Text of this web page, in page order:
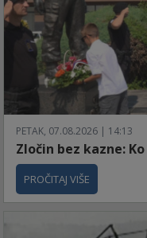
PETAK, 07.08.2026 | 14:13
Zločin bez kazne:
PROČITAJ VIŠE